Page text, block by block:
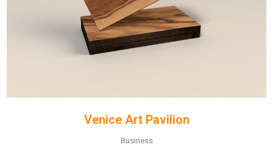
Venice Art Pavilion
Business